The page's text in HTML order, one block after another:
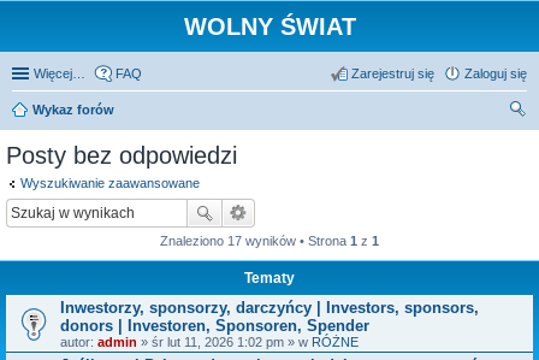
WOLNY ŚWIAT
Więcej… FAQ Zaloguj się
Zarejestruj się
Wykaz forów
Posty bez odpowiedzi
Wyszukiwanie zaawansowane
Znaleziono 17 wyników • Strona 1 z 1
Tematy
Inwestorzy, sponsorzy, darczyńcy | Investors, sponsors,
donors | Investoren, Sponsoren, Spender
autor: admin » śr lut 11, 2026 1:02 pm » w RÓŻNE